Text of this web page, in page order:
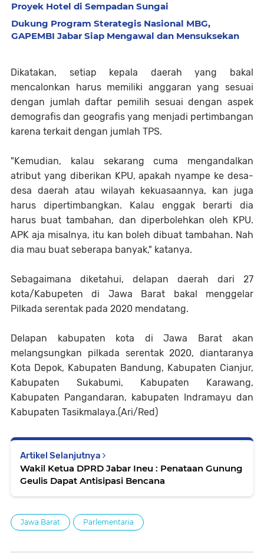
Proyek Hotel di Sempadan Sungai
Dukung Program Sterategis Nasional MBG,
GAPEMBI Jabar Siap Mengawal dan Mensuksekan
Dikatakan, setiap kepala daerah yang bakal
mencalonkan harus memiliki anggaran yang sesuai
dengan jumlah daftar pemilih sesuai dengan aspek
demografis dan geografis yang menjadi pertimbangan
karena terkait dengan jumlah TPS.
"Kemudian, kalau sekarang cuma mengandalkan
atribut yang diberikan KPU, apakah nyampe ke desa-
desa daerah atau wilayah kekuasaannya, kan juga
harus dipertimbangkan. Kalau enggak berarti dia
harus buat tambahan, dan diperbolehkan oleh KPU.
APK aja misalnya, itu kan boleh dibuat tambahan. Nah
dia mau buat seberapa banyak," katanya.
Sebagaimana diketahui, delapan daerah dari 27
kota/Kabupeten di Jawa Barat bakal menggelar
Pilkada serentak pada 2020 mendatang.
Delapan kabupaten kota di Jawa Barat akan
melangsungkan pilkada serentak 2020, diantaranya
Kota Depok, Kabupaten Bandung, Kabupaten Cianjur,
Kabupaten Sukabumi, Kabupaten Karawang,
Kabupaten Pangandaran, kabupaten Indramayu dan
Kabupaten Tasikmalaya.(Ari/Red)
Artikel Selanjutnya
Wakil Ketua DPRD Jabar Ineu : Penataan Gunung
Geulis Dapat Antisipasi Bencana
Jawa Barat Parlementaria